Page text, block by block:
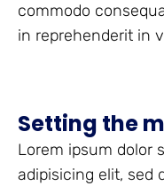
commodo
in reprehenderit in
Setting the
Lorem ipsum dolor
adipisicing elit, sed